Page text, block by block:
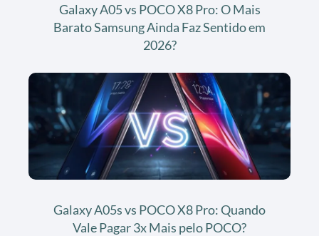
Galaxy A05 vs POCO X8 Pro: O Mais
Barato Samsung Ainda Faz Sentido em
2026?
Galaxy A05s vs POCO X8 Pro: Quando
Vale Pagar 3x Mais pelo POCO?